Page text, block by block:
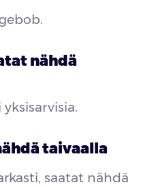
nähdä
taivaalla
saatat nähdä